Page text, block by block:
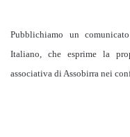
Pubblichiamo un
Italiano, che esprime la
associativa di Assobirra nei